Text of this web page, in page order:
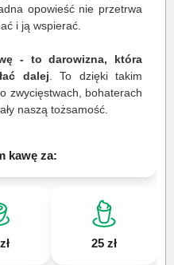
opowieść nie przetrwa
i ją wspierać.
- to darowizna, która
dalej. To dzięki takim
zwycięstwach, bohaterach
naszą tożsamość.
kawę za:
25 zł